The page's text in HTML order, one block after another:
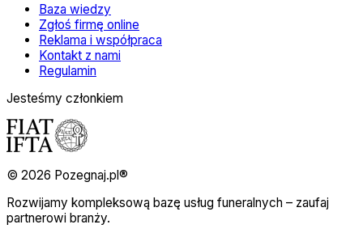
Baza wiedzy
Zgłoś firmę online
Reklama i współpraca
Kontakt z nami
Regulamin
Jesteśmy członkiem
© 2026 Pozegnaj.pl®
Rozwijamy kompleksową bazę usług funeralnych – zaufaj
partnerowi branży.